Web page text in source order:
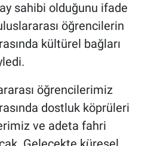
sahibi olduğunu ifade
öğrencilerin
kültürel bağları
öğrencilerimiz
dostluk köprüleri
ve adeta fahri